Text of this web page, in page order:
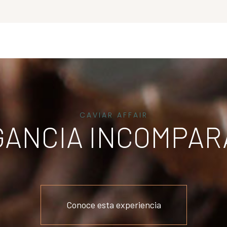
CAVIAR AFFAIR
Conoce esta experiencia